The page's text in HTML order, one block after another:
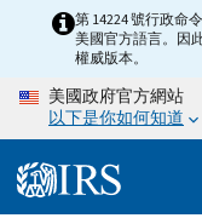
content
第 14224 號行政命
美國官方語言。因
權威版本。
美國政府官方網站
以下是你如何知道